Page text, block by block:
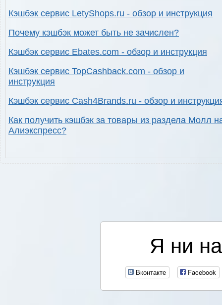
Кэшбэк сервис LetyShops.ru - обзор и инструкция
Почему кэшбэк может быть не зачислен?
Кэшбэк сервис Ebates.com - обзор и инструкция
Кэшбэк сервис TopCashback.com - обзор и
инструкция
Кэшбэк сервис Cash4Brands.ru - обзор и
Как получить кэшбэк за товары из раздела Молл
Алиэкспресс?
Я ни
Вконтакте Facebook